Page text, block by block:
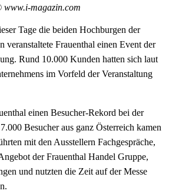
magazin.com
Tage die beiden Hochburgen der
veranstaltete Frauenthal einen Event der
Rund 10.000 Kunden hatten sich laut
im Vorfeld der Veranstaltung
einen Besucher-Rekord bei der
Besucher aus ganz Österreich kamen
mit den Ausstellern Fachgespräche,
der Frauenthal Handel Gruppe,
und nutzten die Zeit auf der Messe